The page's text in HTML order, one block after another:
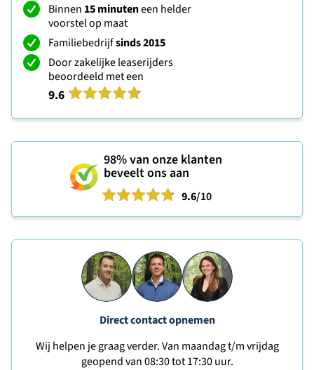
Binnen 15 minuteneen helder
voorstel op maat
Familiebedrijfsinds 2015
Door zakelijke leaserijders
beoordeeld met een
9.6
98%van onze klanten
beveelt ons aan
9.6/10
Direct contact opnemen
Wij helpen je graag verder. Van maandag t/m vrijdag
geopend van 08:30 tot 17:30 uur.